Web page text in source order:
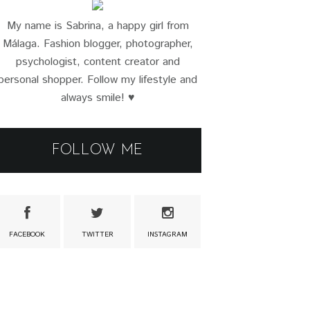
My name is Sabrina, a happy girl from
Málaga. Fashion blogger, photographer,
psychologist, content creator and
shopper. Follow my lifestyle and
always smile! ♥
FOLLOW ME
FACEBOOK TWITTER INSTAGRAM